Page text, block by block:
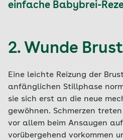
einfache Babybrei-
2. Wunde
Eine leichte Reizung der
anfänglichen Stillphase
sie sich erst an die neue
gewöhnen. Schmerzen
vor allem beim Ansaugen
vorübergehend vorkommen